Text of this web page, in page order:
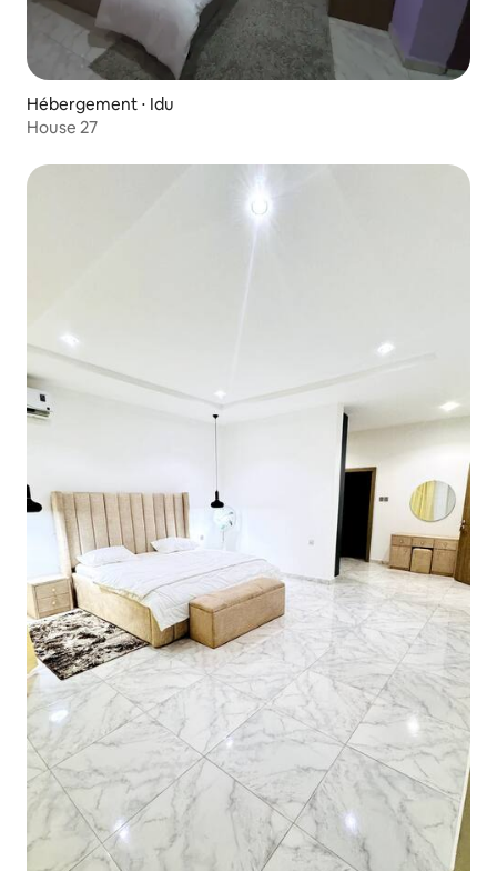
Hébergement ⋅ Idu
House 27